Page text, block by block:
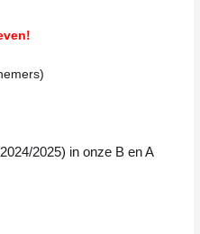
2025) in onze B en A